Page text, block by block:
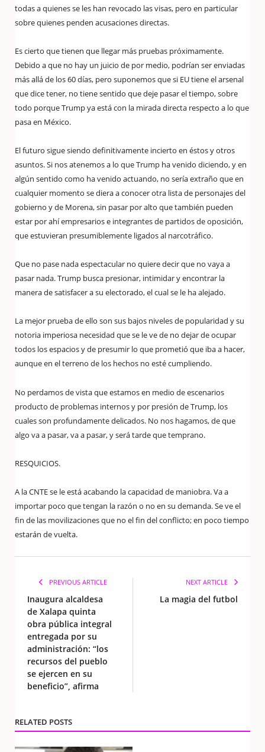
todas a quienes se les han revocado las visas, pero en particular
sobre quienes penden acusaciones directas.
Es cierto que tienen que llegar más pruebas próximamente.
Debido a que no hay un juicio de por medio, podrían ser enviadas
más allá de los 60 días, pero suponemos que si EU tiene el arsenal
que dice tener, no tiene sentido que deje pasar el tiempo, sobre
todo porque Trump ya está con la mirada directa respecto a lo que
pasa en México.
El futuro sigue siendo definitivamente incierto en éstos y otros
asuntos. Si nos atenemos a lo que Trump ha venido diciendo, y en
algún sentido como ha venido actuando, no sería extraño que en
cualquier momento se diera a conocer otra lista de personajes del
gobierno y de Morena, sin pasar por alto que también pueden
estar por ahí empresarios e integrantes de partidos de oposición,
que estuvieran presumiblemente ligados al narcotráfico.
Que no pase nada espectacular no quiere decir que no vaya a
pasar nada. Trump busca presionar, intimidar y encontrar la
manera de satisfacer a su electorado, el cual se le ha alejado.
La mejor prueba de ello son sus bajos niveles de popularidad y su
notoria imperiosa necesidad que se le ve de no dejar de ocupar
todos los espacios y de presumir lo que prometió que iba a hacer,
aunque en el terreno de los hechos no esté cumpliendo.
No perdamos de vista que estamos en medio de escenarios
producto de problemas internos y por presión de Trump, los
cuales son profundamente delicados. No nos hagamos, de que
algo va a pasar, va a pasar, y será tarde que temprano.
RESQUICIOS.
A la CNTE se le está acabando la capacidad de maniobra. Va a
importar poco que tengan la razón o no en su demanda. Se ve el
fin de las movilizaciones que no el fin del conflicto; en poco tiempo
estarán de vuelta.
PREVIOUS ARTICLE
Inaugura alcaldesa
de Xalapa quinta
obra pública integral
entregada por su
administración: “los
recursos del pueblo
se ejercen en su
beneficio”, afirma
NEXT ARTICLE
La magia del futbol
RELATED POSTS